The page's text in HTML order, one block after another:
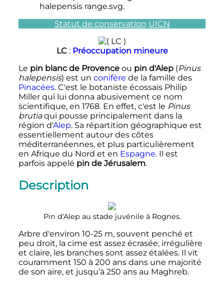
Statut de conservation UICN
LC : Préoccupation mineure
Le pin blanc de Provenceou pin d'Alep(Pinus
halepensis) est un conifère de la famille des
Pinacées. C'est le botaniste écossais Philip
Miller qui lui donna abusivement ce nom
scientifique, en 1768. En effet, c'est le Pinus
brutiaqui pousse principalement dans la
région d'Alep. Sa répartition géographique est
essentiellement autour des côtes
méditerranéennes, et plus particulièrement
en Afrique du Nord et en Espagne. Il est
parfois appelé pin de Jérusalem.
Description
Pin d'Alep au stade juvénile à Rognes.
Arbre d'environ 10-25 m, souvent penché et
peu droit, la cime est assez écrasée, irrégulière
et claire, les branches sont assez étalées. Il vit
couramment 150 à 200 ans dans une majorité
de son aire, et jusqu’à 250 ans au Maghreb.